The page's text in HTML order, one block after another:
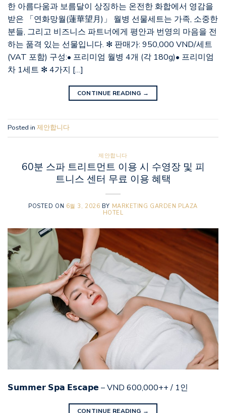
한 아름다움과 보름달이 상징하는 온전한 화합에서 영감을
받은 「연화망월(蓮華望月)」 월병 선물세트는 가족, 소중한
분들, 그리고 비즈니스 파트너에게 평안과 번영의 마음을 전
하는 품격 있는 선물입니다. ✻ 판매가: 950,000 VND/세트
(VAT 포함) 구성:• 프리미엄 월병 4개 (각 180g)• 프리미엄
차 1세트 ✻ 4가지 […]
CONTINUE READING →
Posted in 제안합니다
제안합니다
60분 스파 트리트먼트 이용 시 수영장 및 피
트니스 센터 무료 이용 혜택
POSTED ON 6월 3, 2026 BY MARKETING GARDEN PLAZA
HOTEL
𝗦𝘂𝗺𝗺𝗲𝗿 𝗦𝗽𝗮 𝗘𝘀𝗰𝗮𝗽𝗲 – VND 600,000++ / 1인
CONTINUE READING →